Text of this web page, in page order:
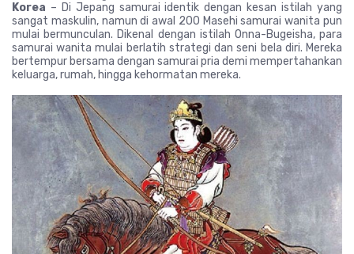
Korea – Di Jepang samurai identik dengan kesan istilah yang
sangat maskulin, namun di awal 200 Masehi samurai wanita pun
mulai bermunculan. Dikenal dengan istilah Onna-Bugeisha, para
samurai wanita mulai berlatih strategi dan seni bela diri. Mereka
bertempur bersama dengan samurai pria demi mempertahankan
keluarga, rumah, hingga kehormatan mereka.